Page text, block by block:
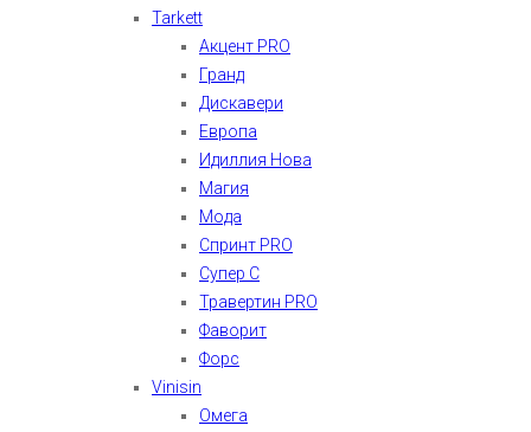
Tarkett
Акцент PRO
Гранд
Дискавери
Европа
Идиллия Нова
Магия
Мода
Спринт PRO
Супер С
Травертин PRO
Фаворит
Форс
Vinisin
Омега